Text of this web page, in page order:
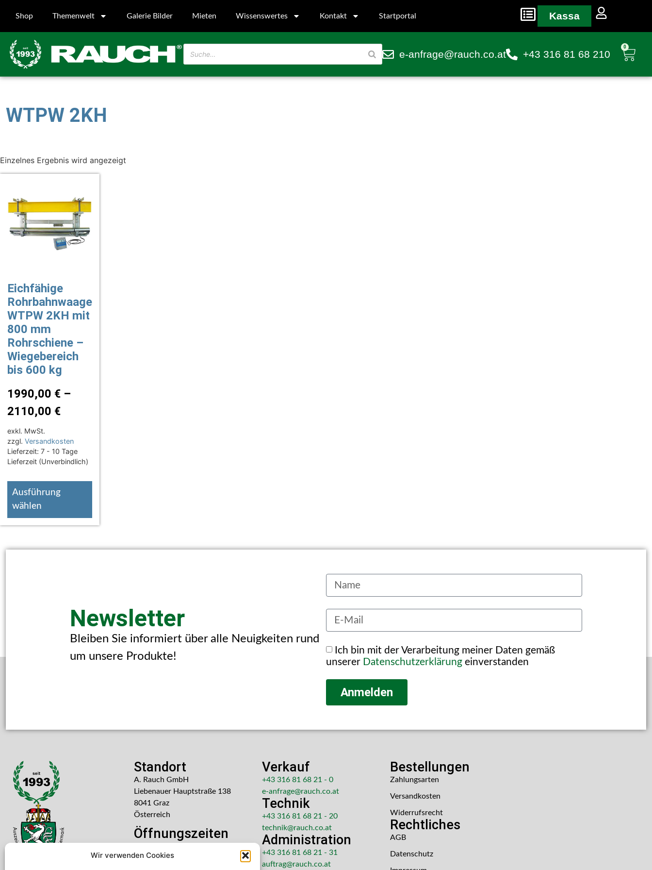
Wir verwenden Cookies
Shop Themenwelt Galerie Bilder Mieten Wissenswertes Kontakt Startportal Kassa
e-anfrage@rauch.co.at +43 316 81 68 210
0
WTPW 2KH
Einzelnes Ergebnis wird angezeigt
Eichfähige
Rohrbahnwaage
WTPW 2KH mit
800 mm
Rohrschiene –
Wiegebereich
bis 600 kg
1990,00 € –
2110,00 €
exkl. MwSt.
zzgl. Versandkosten
Lieferzeit: 7 - 10 Tage
Lieferzeit (Unverbindlich)
Ausführung
wählen
Newsletter
Bleiben Sie informiert über alle Neuigkeiten rund
um unsere Produkte!
Ich bin mit der Verarbeitung meiner Daten gemäß
unserer Datenschutzerklärung einverstanden
Anmelden
Standort
A. Rauch GmbH
Liebenauer Hauptstraße 138
8041 Graz
Österreich
Öffnungszeiten
Freitag: 08:00 – 14:30 Uhr
Verkauf
+43 316 81 68 21 - 0
e-anfrage@rauch.co.at
Technik
+43 316 81 68 21 - 20
technik@rauch.co.at
Administration
+43 316 81 68 21 - 31
auftrag@rauch.co.at
Bestellungen
Zahlungsarten
Versandkosten
Widerrufsrecht
Rechtliches
AGB
Datenschutz